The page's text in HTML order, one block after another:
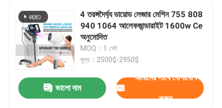
4 তরঙ্গদৈর্ঘ্য ডায়োড লেজার মেশিন 755 808
940 1064 আলেকজান্ডারাইট 1600w Ce
অনুমোদিত
MOQ：1 সেট
মূল্য：2500$-2950$
ভালো দাম
আমাদের সাথে যোগাযোগ
করুন